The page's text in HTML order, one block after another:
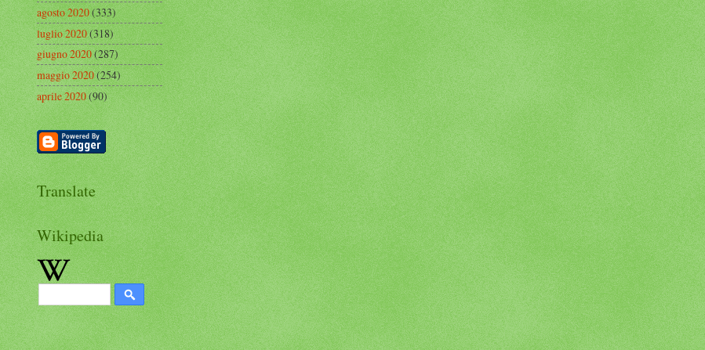
agosto 2020(333)
luglio 2020(318)
giugno 2020(287)
maggio 2020(254)
aprile 2020(90)
Translate
Wikipedia